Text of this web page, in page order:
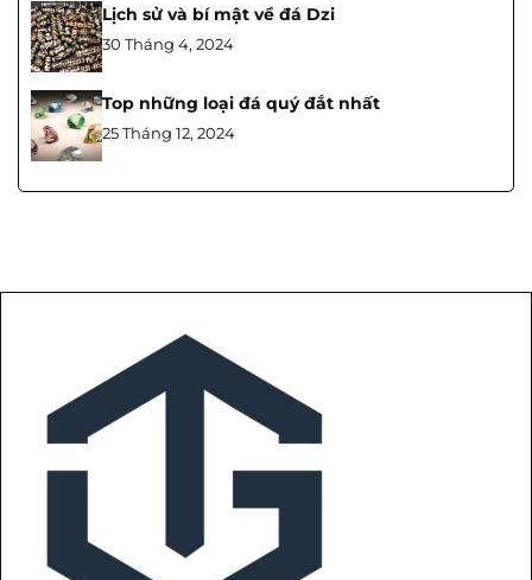
Lịch sử và bí mật về đá Dzi
30 Tháng 4, 2024
Top những loại đá quý đắt nhất
25 Tháng 12, 2024